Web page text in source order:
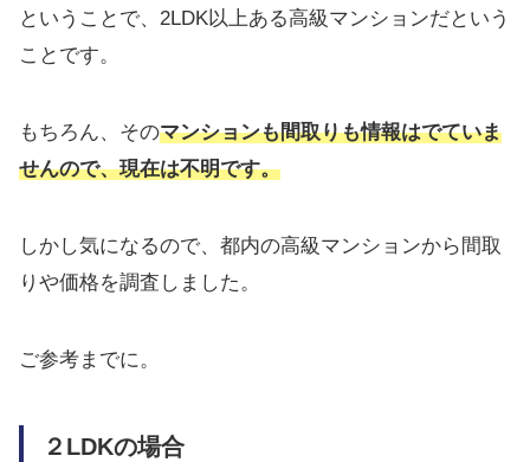
ということで、2LDK以上ある高級マンションだという
ことです。
もちろん、そのマンションも間取りも情報はでていま
せんので、現在は不明です。
しかし気になるので、都内の高級マンションから間取
りや価格を調査しました。
ご参考までに。
２LDKの場合